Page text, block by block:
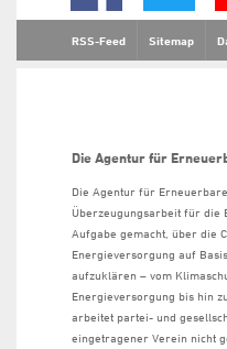
RSS-Feed Sitemap
Die Agentur für
Die Agentur für
Überzeugungsarbeit für die
Aufgabe gemacht, über die
Energieversorgung auf
aufzuklären – vom
Energieversorgung bis hin
arbeitet partei- und
eingetragener Verein nicht